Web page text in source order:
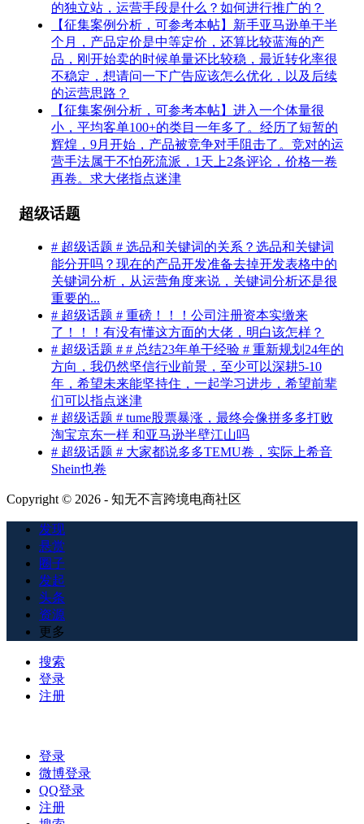
的独立站，运营手段是什么？如何进行推广的？
【征集案例分析，可参考本帖】新手亚马逊单干半
个月，产品定价是中等定价，还算比较蓝海的产
品，刚开始卖的时候单量还比较稳，最近转化率很
不稳定，想请问一下广告应该怎么优化，以及后续
的运营思路？
【征集案例分析，可参考本帖】进入一个体量很
小，平均客单100+的类目一年多了。经历了短暂的
辉煌，9月开始，产品被竞争对手阻击了。竞对的运
营手法属于不怕死流派，1天上2条评论，价格一卷
再卷。求大佬指点迷津
超级话题
# 超级话题 # 选品和关键词的关系？选品和关键词
能分开吗？现在的产品开发准备去掉开发表格中的
关键词分析，从运营角度来说，关键词分析还是很
重要的...
# 超级话题 # 重磅！！！公司注册资本实缴来
了！！！有没有懂这方面的大佬，明白该怎样？
# 超级话题 # # 总结23年单干经验 # 重新规划24年的
方向，我仍然坚信行业前景，至少可以深耕5-10
年，希望未来能坚持住，一起学习进步，希望前辈
们可以指点迷津
# 超级话题 # tume股票暴涨，最终会像拼多多打败
淘宝京东一样 和亚马逊半壁江山吗
# 超级话题 # 大家都说多多TEMU卷，实际上希音
Shein也卷
Copyright © 2026 - 知无不言跨境电商社区
发现
悬赏
圈子
发起
头条
资源
更多
搜索
登录
注册
登录
微博登录
QQ登录
注册